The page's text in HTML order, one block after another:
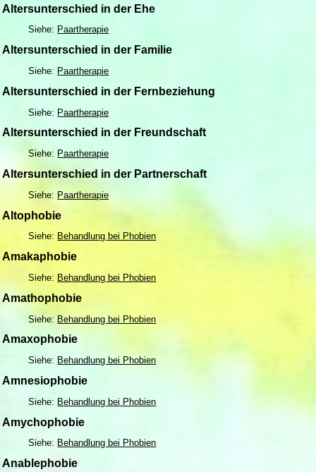
Altersunterschied in der Ehe
Siehe: Paartherapie
Altersunterschied in der Familie
Siehe: Paartherapie
Altersunterschied in der Fernbeziehung
Siehe: Paartherapie
Altersunterschied in der Freundschaft
Siehe: Paartherapie
Altersunterschied in der Partnerschaft
Siehe: Paartherapie
Altophobie
Siehe: Behandlung bei Phobien
Amakaphobie
Siehe: Behandlung bei Phobien
Amathophobie
Siehe: Behandlung bei Phobien
Amaxophobie
Siehe: Behandlung bei Phobien
Amnesiophobie
Siehe: Behandlung bei Phobien
Amychophobie
Siehe: Behandlung bei Phobien
Anablephobie